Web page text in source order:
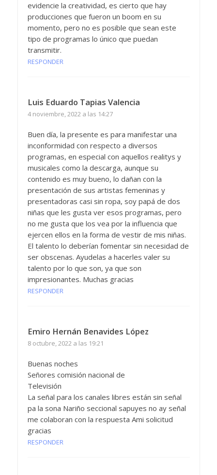
evidencie la creatividad, es cierto que hay
producciones que fueron un boom en su
momento, pero no es posible que sean este
tipo de programas lo único que puedan
transmitir.
RESPONDER
Luis Eduardo Tapias Valencia
4 noviembre, 2022 a las 14:27
Buen día, la presente es para manifestar una
inconformidad con respecto a diversos
programas, en especial con aquellos realitys y
musicales como la descarga, aunque su
contenido es muy bueno, lo dañan con la
presentación de sus artistas femeninas y
presentadoras casi sin ropa, soy papá de dos
niñas que les gusta ver esos programas, pero
no me gusta que los vea por la influencia que
ejercen ellos en la forma de vestir de mis niñas.
El talento lo deberían fomentar sin necesidad de
ser obscenas. Ayudelas a hacerles valer su
talento por lo que son, ya que son
impresionantes. Muchas gracias
RESPONDER
Emiro Hernán Benavides López
8 octubre, 2022 a las 19:21
Buenas noches
Señores comisión nacional de
Televisión
La señal para los canales libres están sin señal
pa la sona Nariño seccional sapuyes no ay señal
me colaboran con la respuesta Ami solicitud
gracias
RESPONDER